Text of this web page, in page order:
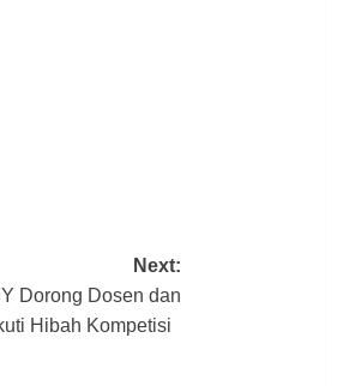
Next:
Dorong Dosen dan
Hibah Kompetisi